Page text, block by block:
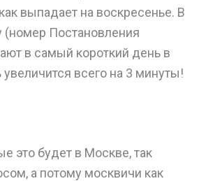
выпадает на воскресенье. В
(номер Постановления
в самый короткий день в
увеличится всего на 3 минуты!
это будет в Москве, так
а потому москвичи как